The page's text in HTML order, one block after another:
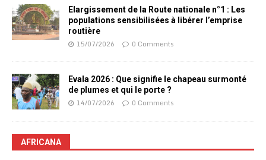
Elargissement de la Route nationale n°1 : Les
populations sensibilisées à libérer l’emprise
routière
15/07/2026 0 Comments
Evala 2026 : Que signifie le chapeau surmonté
de plumes et qui le porte ?
14/07/2026 0 Comments
AFRICANA